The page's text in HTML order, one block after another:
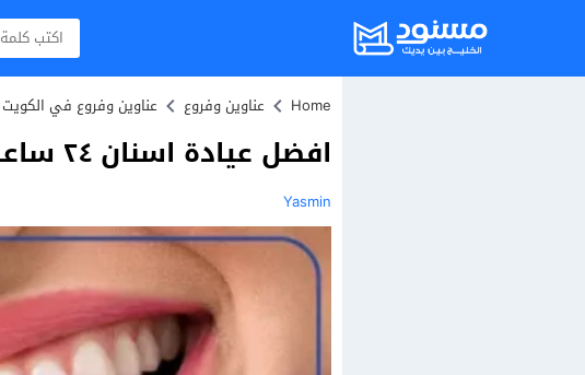
Home عناوين وفروع عناوين وفروع في الكويت
افضل عيادة اسنان ٢٤ ساعه بالكويت 2025
Yasmin